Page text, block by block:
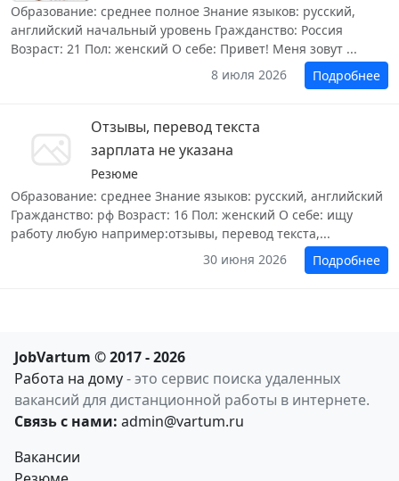
Образование: среднее полное Знание языков: русский,
английский начальный уровень Гражданство: Россия
Возраст: 21 Пол: женский О себе: Привет! Меня зовут ...
8 июля 2026
Подробнее
Отзывы, перевод текста
зарплата не указана
Резюме
Образование: среднее Знание языков: русский, английский
Гражданство: рф Возраст: 16 Пол: женский О себе: ищу
работу любую например:отзывы, перевод текста,...
30 июня 2026
Подробнее
JobVartum © 2017 - 2026
Работа на дому- это сервис поиска удаленных
вакансий для дистанционной работы в интернете.
Связь с нами: admin@vartum.ru
Вакансии